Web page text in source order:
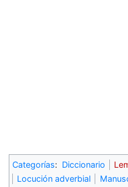
Categorías: Diccionario
Locución adverbial